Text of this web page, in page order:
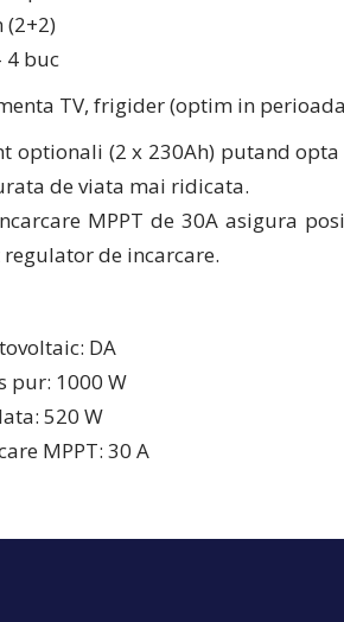
(2+2)
4 buc
TV, frigider (optim in
optionali (2 x 230Ah) putand
de viata mai ridicata.
MPPT de 30A asigura
de incarcare.
DA
pur: 1000 W
520 W
MPPT: 30 A